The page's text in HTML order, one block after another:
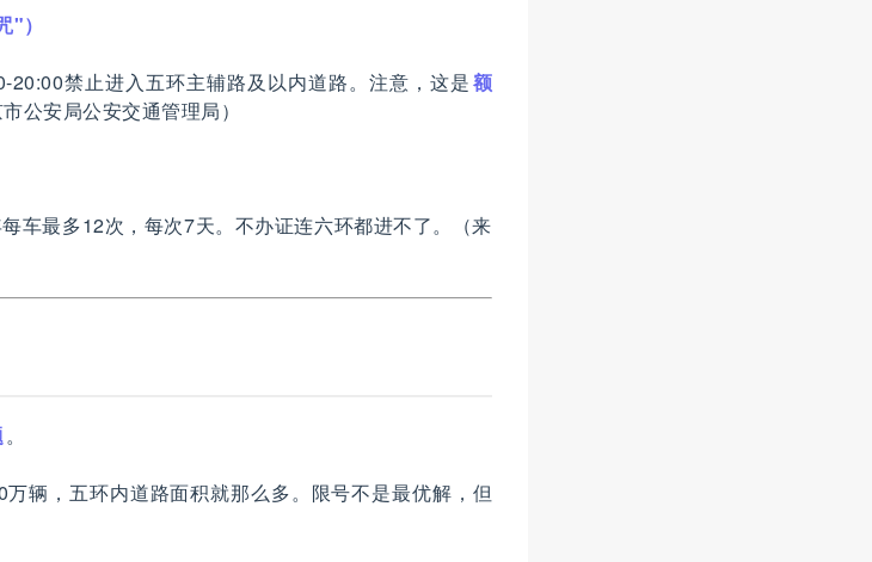
"）
禁止进入五环主辅路及以内道路。注意，这是额
公安局公安交通管理局）
车最多12次，每次7天。不办证连六环都进不了。（来
。
辆，五环内道路面积就那么多。限号不是最优解，但